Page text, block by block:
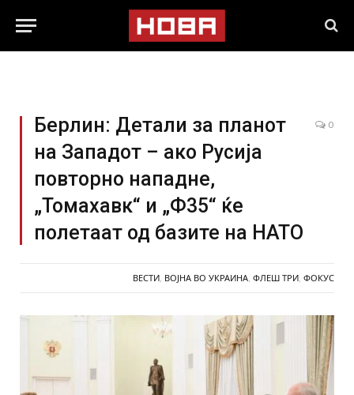
Берлин: Детали за планот
на Западот – ако Русија
повторно нападне,
„Томахавк“ и „Ф35“ ќе
полетаат од базите на НАТО
0
ВЕСТИ ВОЈНА ВО УКРАИНА ФЛЕШ ТРИ ФОКУС